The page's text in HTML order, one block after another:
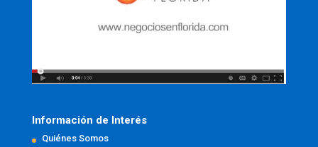
Información de Interés
Quiénes Somos